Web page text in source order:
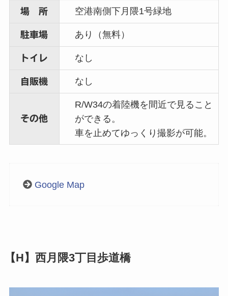
場 所 空港南側下月隈1号緑地
駐車場 あり（無料）
トイレ なし
自販機 なし
その他
R/W34の着陸機を間近で見ること
ができる。
車を止めてゆっくり撮影が可能。
Google Map
【H】西月隈3丁目歩道橋